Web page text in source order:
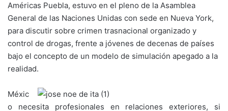
Américas Puebla, estuvo en el pleno de la Asamblea
General de las Naciones Unidas con sede en Nueva York,
para discutir sobre crimen trasnacional organizado y
control de drogas, frente a jóvenes de decenas de países
bajo el concepto de un modelo de simulación apegado a la
realidad.
Méxic
o necesita profesionales en relaciones exteriores, si